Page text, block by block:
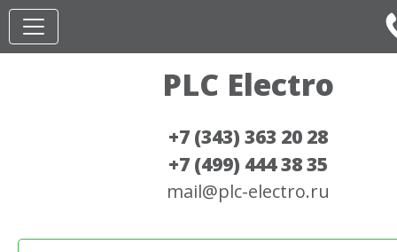
PLC Electro
+7 (343) 363 20 28
+7 (499) 444 38 35
mail@plc-electro.ru